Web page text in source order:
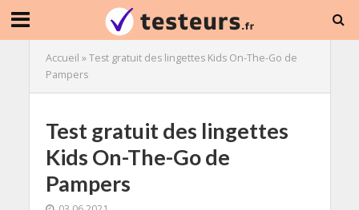
Accueil »Test gratuit des lingettes Kids On-The-Go de
Pampers
Test gratuit des lingettes
Kids On-The-Go de
Pampers